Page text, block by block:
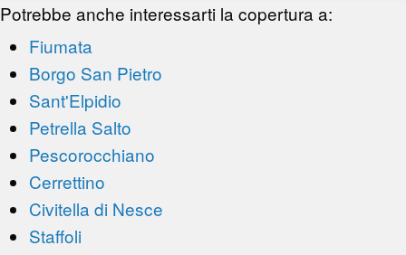
Potrebbe anche interessarti la copertura a:
Fiumata
Borgo San Pietro
Sant'Elpidio
Petrella Salto
Pescorocchiano
Cerrettino
Civitella di Nesce
Staffoli